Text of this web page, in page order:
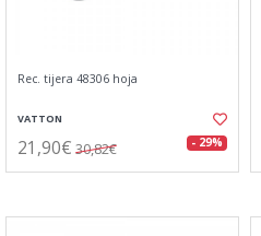
Rec. tijera 48306 hoja
VATTON
21,90€ 30,82€ - 29%